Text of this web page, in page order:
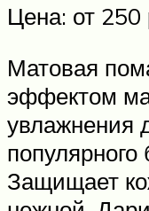
Цена: от 250
Матовая
эффектом
увлажнения
Защищает